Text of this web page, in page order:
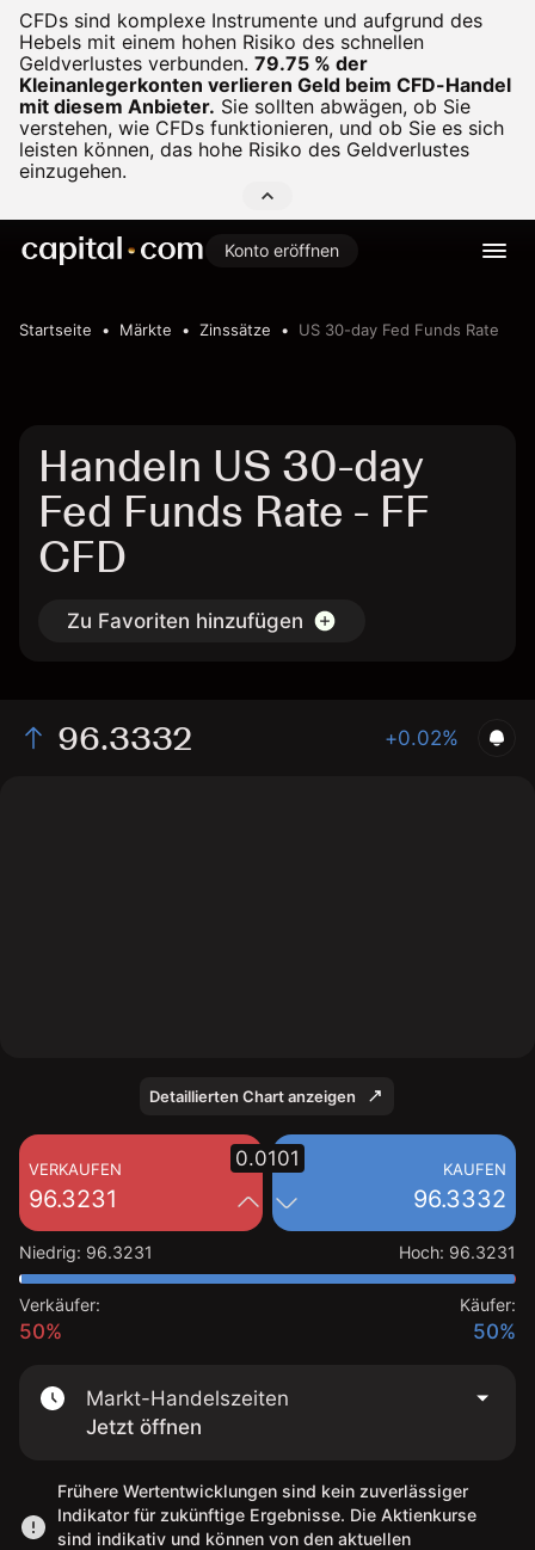
CFDs sind komplexe Instrumente und aufgrund des
Hebels mit einem hohen Risiko des schnellen
Geldverlustes verbunden. 79.75 % der
Kleinanlegerkonten verlieren Geld beim CFD-Handel
mit diesem Anbieter. Sie sollten abwägen, ob Sie
verstehen, wie CFDs funktionieren, und ob Sie es sich
leisten können, das hohe Risiko des Geldverlustes
einzugehen.
Konto eröffnen
Startseite Märkte Zinssätze US 30-day Fed Funds Rate
Handeln US 30-day
Fed Funds Rate - FF
CFD
Zu Favoriten hinzufügen
96.3332 +0.02%
Detaillierten Chart anzeigen
VERKAUFEN
96.3231
KAUFEN
96.3332
0.0101
Niedrig: 96.3231 Hoch: 96.3231
Verkäufer:
50%
Käufer:
50%
Markt-Handelszeiten
Jetzt öffnen
Frühere Wertentwicklungen sind kein zuverlässiger
Indikator für zukünftige Ergebnisse. Die Aktienkurse
sind indikativ und können von den aktuellen